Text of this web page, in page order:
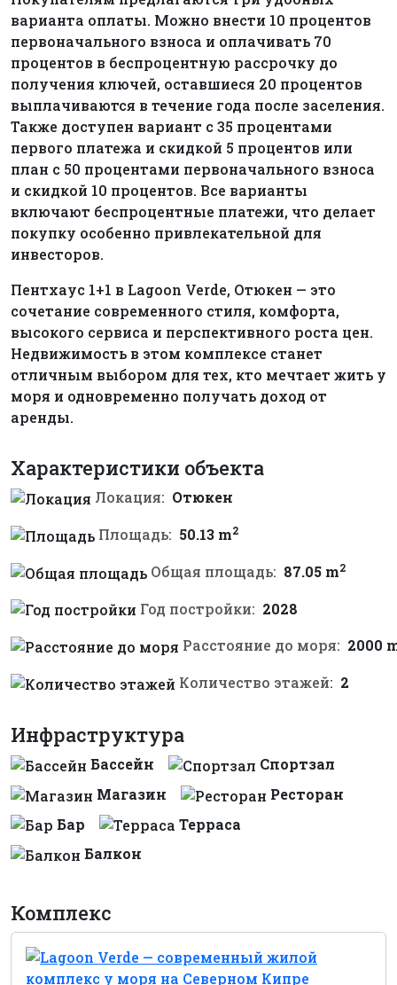
варианта оплаты. Можно внести 10 процентов
первоначального взноса и оплачивать 70
процентов в беспроцентную рассрочку до
получения ключей, оставшиеся 20 процентов
выплачиваются в течение года после заселения.
Также доступен вариант с 35 процентами
первого платежа и скидкой 5 процентов или
план с 50 процентами первоначального взноса
и скидкой 10 процентов. Все варианты
включают беспроцентные платежи, что делает
покупку особенно привлекательной для
инвесторов.
Пентхаус 1+1 в Lagoon Verde, Отюкен — это
сочетание современного стиля, комфорта,
высокого сервиса и перспективного роста цен.
Недвижимость в этом комплексе станет
отличным выбором для тех, кто мечтает жить у
моря и одновременно получать доход от
аренды.
Характеристики объекта
Локация: Отюкен
Площадь: 50.13 m2
Общая площадь: 87.05 m2
Год постройки: 2028
Расстояние до моря: 2000
Количество этажей: 2
Инфраструктура
Бассейн
Спортзал
Магазин
Ресторан
Бар
Терраса
Балкон
Комплекс